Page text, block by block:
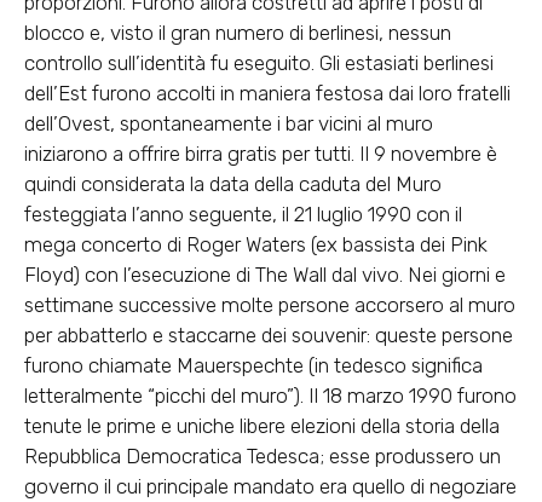
blocco e, visto il gran numero di berlinesi, nessun
controllo sull’identità fu eseguito. Gli estasiati berlinesi
dell’Est furono accolti in maniera festosa dai loro fratelli
dell’Ovest, spontaneamente i bar vicini al muro
iniziarono a offrire birra gratis per tutti. Il 9 novembre è
quindi considerata la data della caduta del Muro
festeggiata l’anno seguente, il 21 luglio 1990 con il
mega concerto di Roger Waters (ex bassista dei Pink
Floyd) con l’esecuzione di The Wall dal vivo. Nei giorni e
settimane successive molte persone accorsero al muro
per abbatterlo e staccarne dei souvenir: queste persone
furono chiamate Mauerspechte (in tedesco significa
letteralmente “picchi del muro”). Il 18 marzo 1990 furono
tenute le prime e uniche libere elezioni della storia della
Repubblica Democratica Tedesca; esse produssero un
governo il cui principale mandato era quello di negoziare